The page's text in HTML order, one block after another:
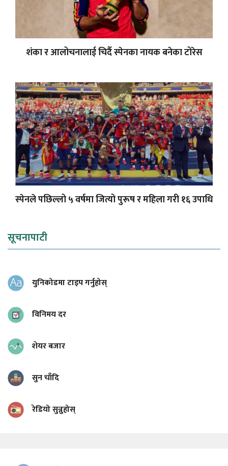
शंका र आलोचनालाई चिर्दै स्पेनका नायक बनेका टोरेस
स्पेनले पछिल्लो ५ वर्षमा जित्यो पुरूष र महिला गरी १६ उपाधि
सूचनापाटी
युनिकोडमा टाइप गर्नुहोस्
विनिमय दर
शेयर बजार
सुन चाँदि
रेडियो सुन्नुहोस्